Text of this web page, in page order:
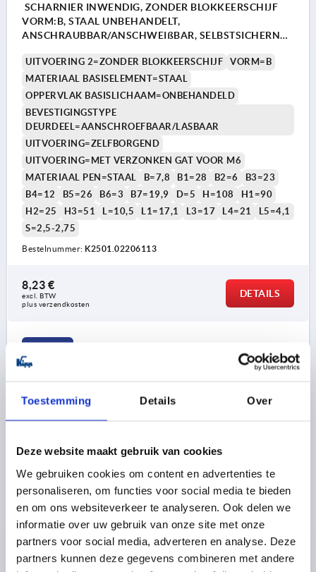
Toestemming Details Over
Deze website maakt gebruik van cookies
We gebruiken cookies om content en advertenties te
personaliseren, om functies voor social media te bieden
en om ons websiteverkeer te analyseren. Ook delen we
informatie over uw gebruik van onze site met onze
partners voor social media, adverteren en analyse. Deze
partners kunnen deze gegevens combineren met andere
SCHARNIER INWENDIG, ZONDER BLOKKEERSCHIJF
VORM:B, STAAL UNBEHANDELT,
ANSCHRAUBBAR/ANSCHWEIßBAR, SELBSTSICHERND,
UITVOERING 2=ZONDER BLOKKEERSCHIJF
VORM=B
MATERIAAL BASISELEMENT=STAAL
OPPERVLAK BASISLICHAAM=ONBEHANDELD
BEVESTIGINGSTYPE
DEURDEEL=AANSCHROEFBAAR/LASBAAR
UITVOERING=ZELFBORGEND
UITVOERING=MET VERZONKEN GAT VOOR M6
MATERIAAL PEN=STAAL
B=7,8 B1=28 B2=6
B3=23
B4=12
B5=26 B6=3 B7=19,9 D=5 H=108
H1=90
H2=25
H3=51 L=10,5 L1=17,1 L3=17 L4=21
L5=4,1
S=2,5-2,75
Bestelnummer: K2501.02206113
8,23 €
excl. BTW
plus verzendkosten
DETAILS
K2501 B
VORM:B, STAAL UNBEHANDELT,
ANSCHRAUBBAR/ANSCHWEIßBAR, SELBSTSICHERND,
STAHL
UITVOERING 2=ZONDER BLOKKEERSCHIJF
VORM=B
MATERIAAL BASISELEMENT=STAAL
OPPERVLAK BASISLICHAAM=ONBEHANDELD